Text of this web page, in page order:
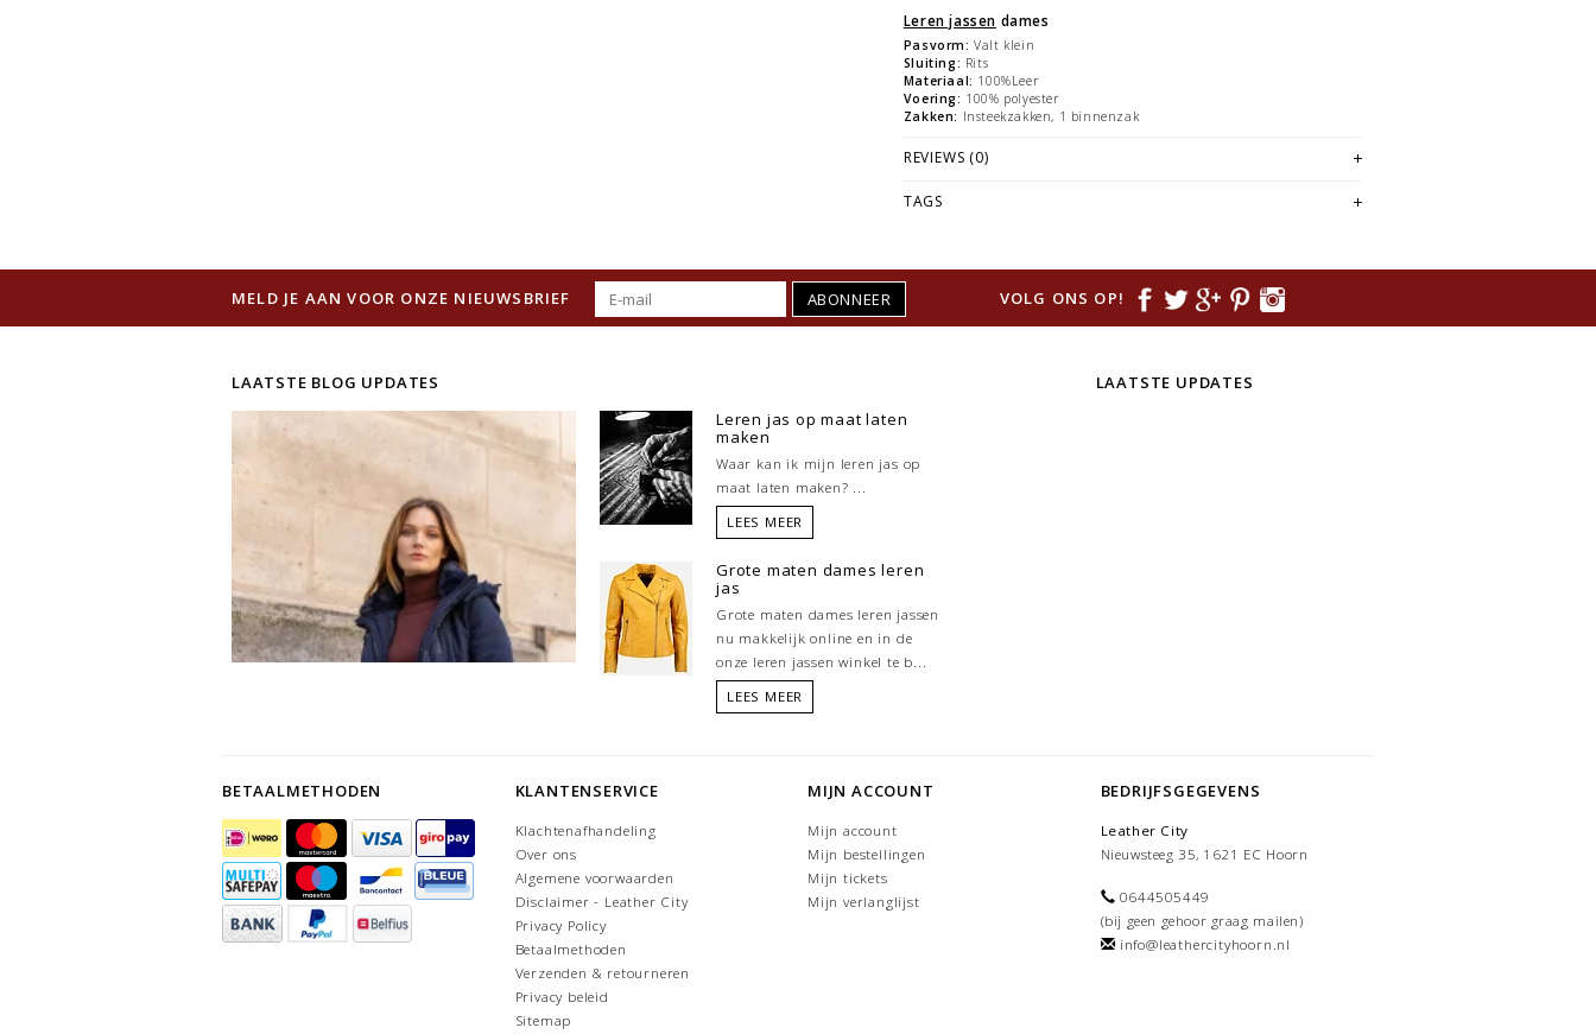
Leren jassen dames
Pasvorm: Valt klein
Sluiting: Rits
Materiaal: 100%Leer
Voering: 100% polyester
Zakken: Insteekzakken, 1 binnenzak
REVIEWS (0)
TAGS
MELD JE AAN VOOR ONZE NIEUWSBRIEF ABONNEER VOLG ONS OP!
LAATSTE BLOG UPDATES
Leren jas op maat laten
maken
Waar kan ik mijn leren jas op
maat laten maken? ...
LEES MEER
Grote maten dames leren
jas
Grote maten dames leren jassen
nu makkelijk online en in de
onze leren jassen winkel te b...
LEES MEER
LAATSTE UPDATES
BETAALMETHODEN KLANTENSERVICE
Klachtenafhandeling
Over ons
Algemene voorwaarden
Disclaimer - Leather City
Privacy Policy
Betaalmethoden
Verzenden & retourneren
Privacy beleid
Sitemap
MIJN ACCOUNT
Mijn account
Mijn bestellingen
Mijn tickets
Mijn verlanglijst
BEDRIJFSGEGEVENS
Leather City
Nieuwsteeg 35, 1621 EC Hoorn
0644505449
(bij geen gehoor graag mailen)
info@leathercityhoorn.nl